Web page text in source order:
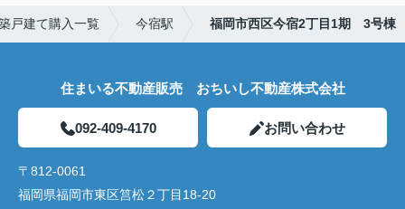
戸建て購入一覧 今宿駅 福岡市西区今宿2丁目1期 3号棟
住まいる不動産販売 おちいし不動産株式会社
092-409-4170 お問い合わせ
〒812-0061
福岡県福岡市東区筥松２丁目18-20